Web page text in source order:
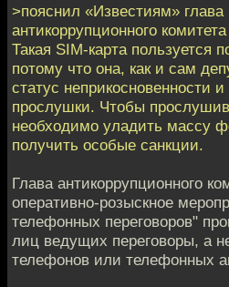
>пояснил «Известиям»
антикоррупционного
Такая SIM-карта
потoму что она, как и сам
стaтус неприкосновенности
прослушки. Чтобы
необходимо уладить массу
получить особые санкции.
Глава антикоррупционного
оперативно-розыскное
телефонных переговоров"
лиц ведущих переговоры, а
телефонов или телефонных